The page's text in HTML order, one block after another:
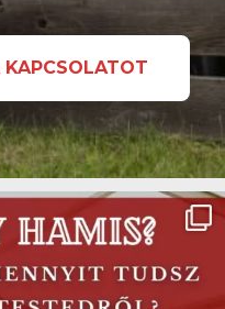
KAPCSOLATOT